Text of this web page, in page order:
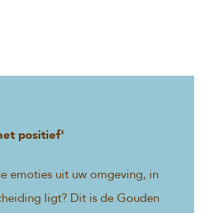
positief'
emoties uit uw omgeving, in
ligt? Dit is de Gouden